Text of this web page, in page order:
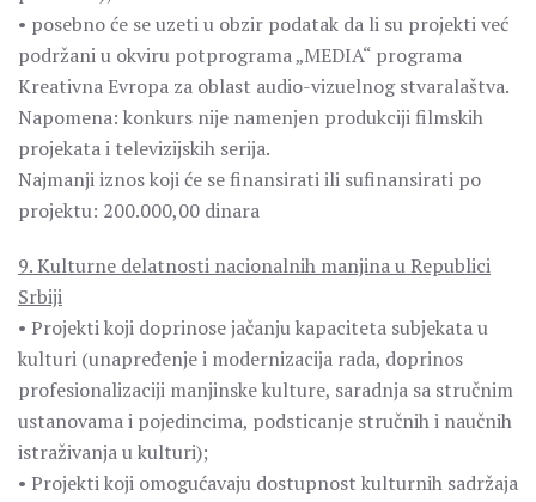
• posebno će se uzeti u obzir podatak da li su projekti već
podržani u okviru potprograma „MEDIA“ programa
Kreativna Evropa za oblast audio-vizuelnog stvaralaštva.
Napomena: konkurs nije namenjen produkciji filmskih
projekata i televizijskih serija.
Najmanji iznos koji će se finansirati ili sufinansirati po
projektu: 200.000,00 dinara
9. Kulturne delatnosti nacionalnih manjina u Republici
Srbiji
• Projekti koji doprinose jačanju kapaciteta subjekata u
kulturi (unapređenje i modernizacija rada, doprinos
profesionalizaciji manjinske kulture, saradnja sa stručnim
ustanovama i pojedincima, podsticanje stručnih i naučnih
istraživanja u kulturi);
• Projekti koji omogućavaju dostupnost kulturnih sadržaja